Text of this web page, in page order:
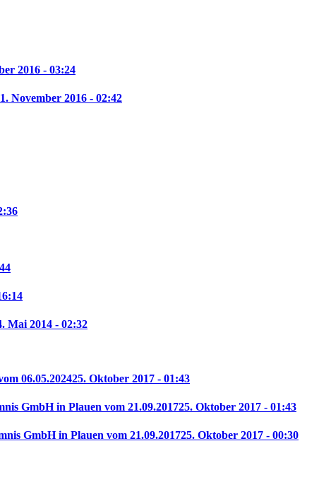
2016 - 03:24
November 2016 - 02:42
Mai 2014 - 02:32
06.05.202425. Oktober 2017 - 01:43
GmbH in Plauen vom 21.09.201725. Oktober 2017 - 01:43
GmbH in Plauen vom 21.09.201725. Oktober 2017 - 00:30